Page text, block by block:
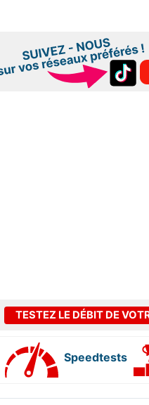
TESTEZ LE DÉBIT DE
Speedtests